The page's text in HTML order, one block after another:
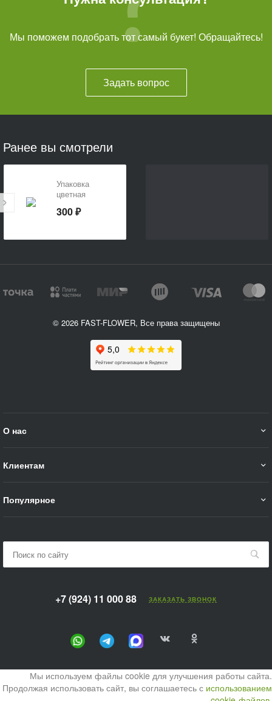
Мы поможем подобрать тот самый букет! Обращайтесь!
Задать вопрос
Ранее вы смотрели
Упаковка
цветная
300 ₽
© 2026 FAST-FLOWER, Все права защищены
О нас
Клиентам
Популярное
+7 (924) 11 000 88 ЗАКАЗАТЬ ЗВОНОК
Мы используем файлы cookie для улучшения работы сайта.
Продолжая использовать сайт, вы соглашаетесь с использованием